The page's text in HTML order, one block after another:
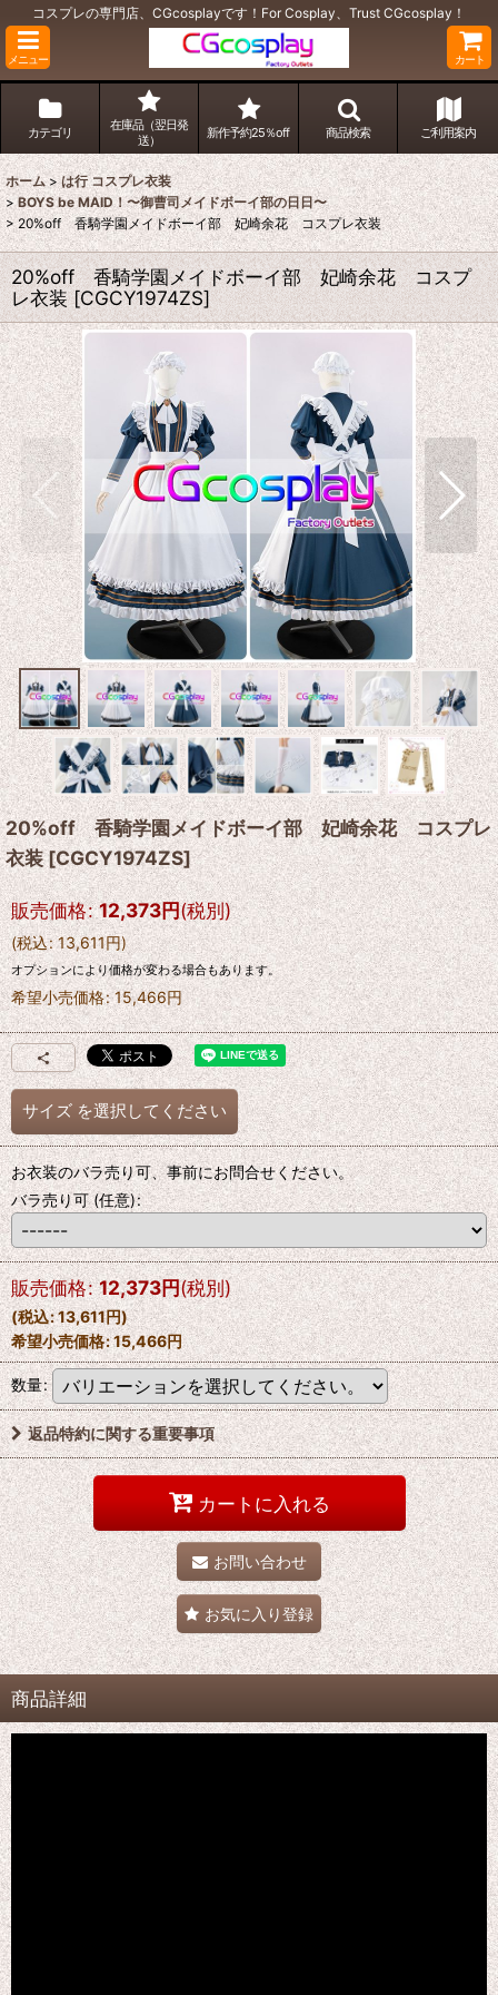
コスプレの専門店、CGcosplayです！For Cosplay、Trust CGcosplay！
メニュー カート
カテゴリ
在庫品（翌日発
送）
新作予約25％off 商品検索 ご利用案内
ホーム > は行 コスプレ衣装
> BOYS be MAID！〜御曹司メイドボーイ部の日日〜
> 20%off 香騎学園メイドボーイ部 妃崎余花 コスプレ衣装
20%off 香騎学園メイドボーイ部 妃崎余花 コスプ
レ衣装 [CGCY1974ZS]
20%off 香騎学園メイドボーイ部 妃崎余花 コスプレ
衣装[CGCY1974ZS]
販売価格: 12,373円(税別)
(税込: 13,611円)
オプションにより価格が変わる場合もあります。
希望小売価格: 15,466円
サイズ を選択してください
お衣装のバラ売り可、事前にお問合せください。
バラ売り可(任意):
販売価格: 12,373円(税別)
(税込:13,611円)
希望小売価格:15,466円
数量:
返品特約に関する重要事項
カートに入れる
お問い合わせ
お気に入り登録
商品詳細